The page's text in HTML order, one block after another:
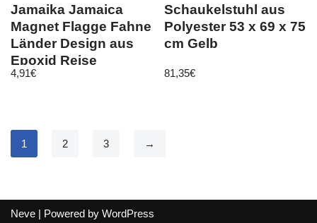
Jamaika Jamaica
Magnet Flagge Fahne
Länder Design aus
Epoxid Reise
Souvenir
4,91€
Schaukelstuhl aus
Polyester 53 x 69 x 75
cm Gelb
81,35€
1 2 3 →
Neve | Powered by WordPress